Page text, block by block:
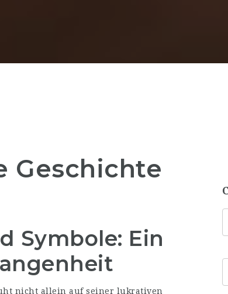
Geschichte
Symbole: Ein
nicht allein auf seiner lukrativen